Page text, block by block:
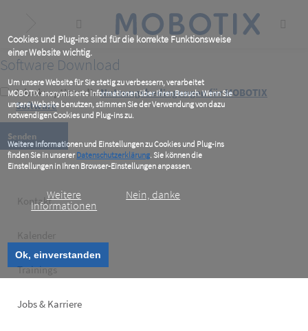
Cookies und Plug-ins sind für die korrekte Funktionsweise
einer Website wichtig.
Um unsere Website für Sie stetig zu verbessern, verarbeitet
MOBOTIX anonymisierte Informationen über Ihren Besuch. Wenn Sie
unsere Website benutzen, stimmen Sie der Verwendung von dazu
notwendigen Cookies und Plug-ins zu.
Weitere Informationen und Einstellungen zu Cookies und Plug-ins
finden Sie in unsererDatenschutzerklärung. Sie können die
Einstellungen in Ihren Browser-Einstellungen anpassen.
Weitere
Informationen
Nein, danke
Ok, einverstanden
content
Software Download
Ich akzeptiere dieNutzungsbedingungen für MOBOTIX
Software*
Footer
Kontakt
Kalender
Trainings
Jobs & Karriere